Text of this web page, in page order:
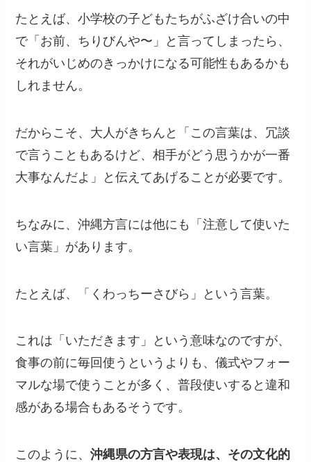
たとえば、小学校の子どもたちがふざけ合いの中
で「お前、ちりびんや〜」と言ってしまったら、
それがいじめのきっかけになる可能性もあるかも
しれません。
だからこそ、大人がきちんと「この言葉は、冗談
で言うこともあるけど、相手がどう思うかが一番
大事なんだよ」と伝えてあげることが必要です。
ちなみに、沖縄方言には他にも「注意して使いた
い言葉」があります。
たとえば、「くわっちーさびら」という言葉。
これは「いただきます」という意味なのですが、
食事の前に毎回使うというよりも、儀式やフォー
マルな場で使うことが多く、普段使いすると違和
感がある場合もあるそうです。
このように、沖縄県の方言や表現は、その文化的